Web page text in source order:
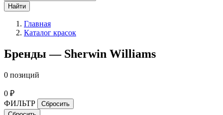
Найти
Главная
Каталог красок
Бренды — Sherwin Williams
0 позиций
0 ₽
ФИЛЬТР